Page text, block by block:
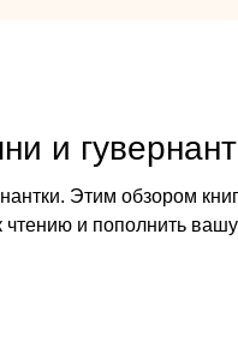
и
Этим обзором
чтению и пополнить вашу